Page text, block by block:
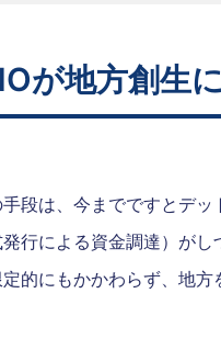
が地方創生
段は、今までですとデ
行による資金調達）がし
的にもかかわらず、地